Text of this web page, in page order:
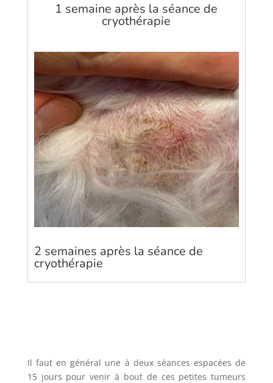
1 semaine après la séance de
cryothérapie
2 semaines après la séance de
cryothérapie
Il faut en général une à deux séances espacées de
15 jours pour venir à bout de ces petites tumeurs